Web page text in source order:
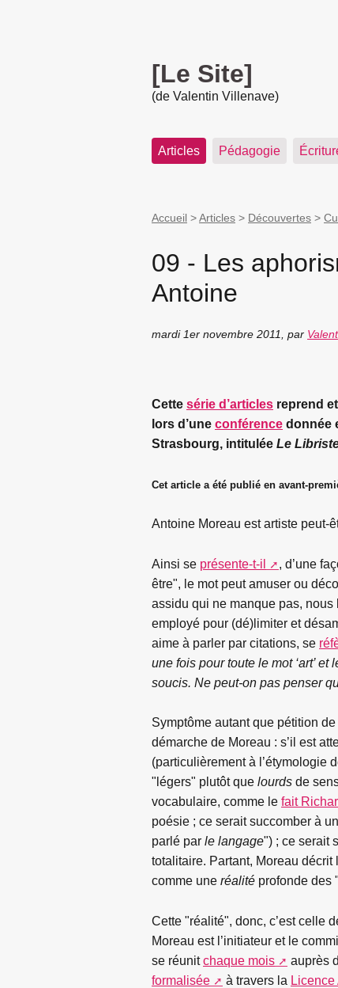
[Le Site]
(de Valentin Villenave)
Articles Pédagogie
Accueil >Articles > Découvertes >
09 - Les
Antoine
mardi 1er novembre 2011 par
Cette série d’articles reprend
lors d’une conférence donnée
Strasbourg, intitulée Le
Cet article a été publié en avant-
Antoine Moreau est artiste peut-
Ainsi se présente-t-il
, d’une
être", le mot peut amuser ou
assidu qui ne manque pas, nous
employé pour (dé)limiter et
aime à parler par citations, se
une fois pour toute le mot ‘art’ et
soucis. Ne peut-on pas penser
Symptôme autant que pétition
démarche de Moreau : s’il est
(particulièrement à l’étymologie
"légers" plutôt que lourds de
vocabulaire, comme le fait
poésie ; ce serait succomber à
parlé par le langage") ; ce serait
totalitaire. Partant, Moreau
comme une réalité profonde des
Cette "réalité", donc, c’est celle
Moreau est l’initiateur et le
se réunitchaque mois
auprès
formalisée
à travers la